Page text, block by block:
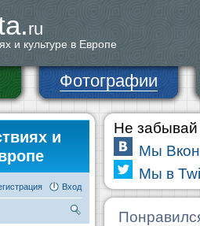
ru
и культуре в Европе
Фотографии
и
Вход
Не забывай
Мы
Мы в